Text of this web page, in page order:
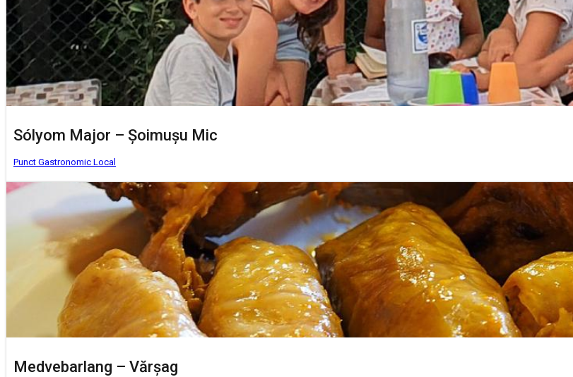
Sólyom Major – Șoimușu Mic
Punct Gastronomic Local
Medvebarlang – Vărșag